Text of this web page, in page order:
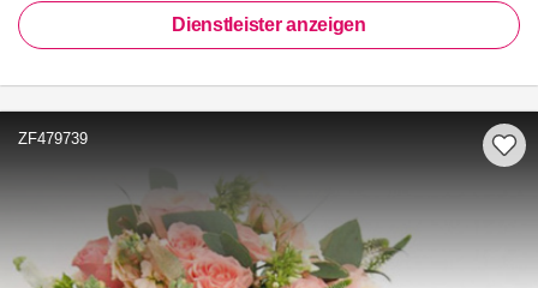
Dienstleister anzeigen
ZF479739